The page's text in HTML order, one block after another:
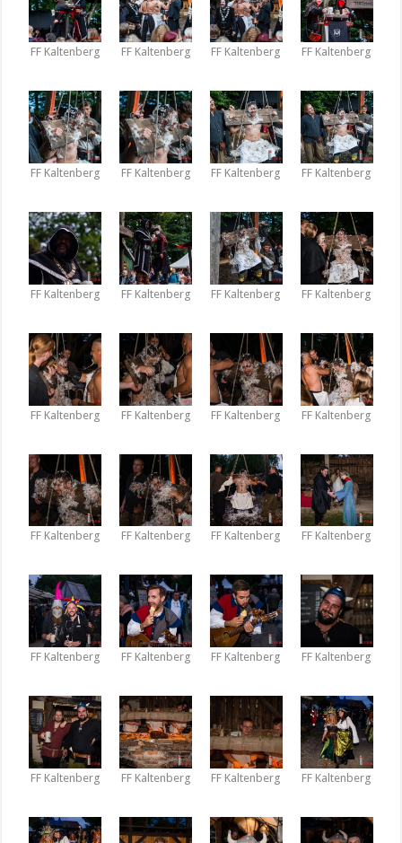
FF Kaltenberg FF Kaltenberg FF Kaltenberg FF Kaltenberg
FF Kaltenberg FF Kaltenberg FF Kaltenberg FF Kaltenberg
FF Kaltenberg FF Kaltenberg FF Kaltenberg FF Kaltenberg
FF Kaltenberg FF Kaltenberg FF Kaltenberg FF Kaltenberg
FF Kaltenberg FF Kaltenberg FF Kaltenberg FF Kaltenberg
FF Kaltenberg FF Kaltenberg FF Kaltenberg FF Kaltenberg
FF Kaltenberg FF Kaltenberg FF Kaltenberg FF Kaltenberg